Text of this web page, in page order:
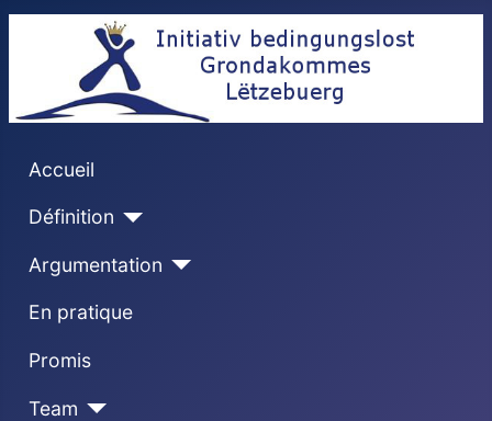
Accueil
Définition
Argumentation
En pratique
Promis
Team